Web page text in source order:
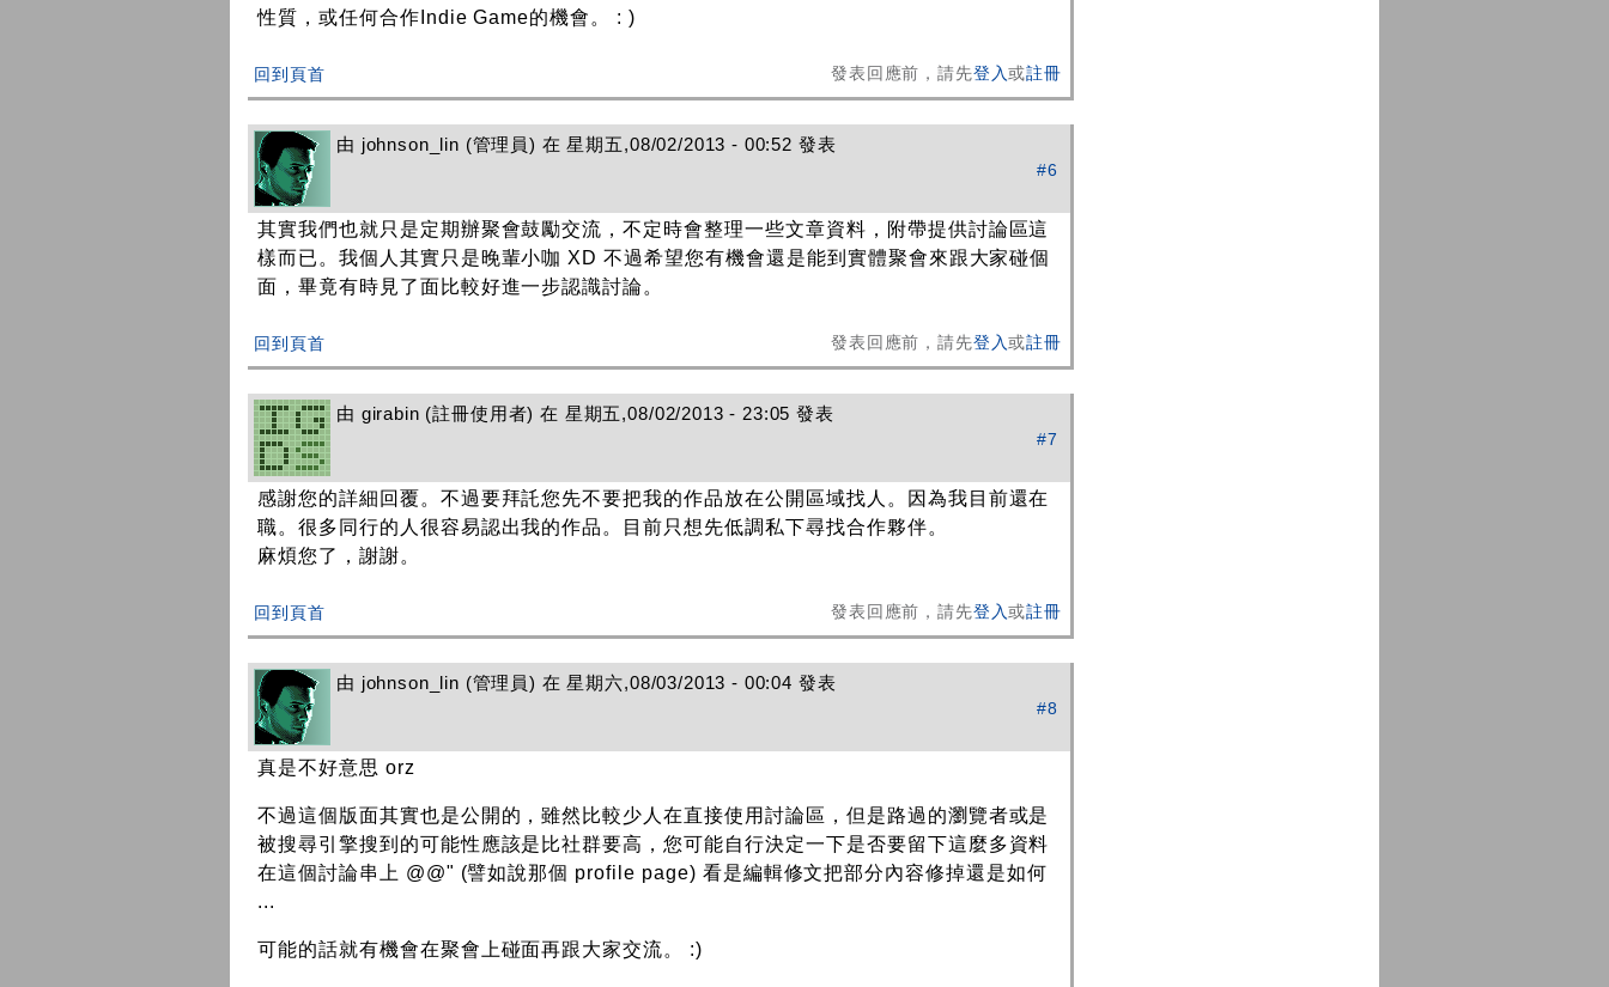
性質，或任何合作Indie Game的機會。 : )
回到頁首 發表回應前，請先登入或註冊
由 johnson_lin (管理員) 在 星期五,08/02/2013 - 00:52 發表
#6
其實我們也就只是定期辦聚會鼓勵交流，不定時會整理一些文章資料，附帶提供討論區這
樣而已。我個人其實只是晚輩小咖 XD 不過希望您有機會還是能到實體聚會來跟大家碰個
面，畢竟有時見了面比較好進一步認識討論。
回到頁首 發表回應前，請先登入或註冊
由 girabin (註冊使用者) 在 星期五,08/02/2013 - 23:05 發表
#7
感謝您的詳細回覆。不過要拜託您先不要把我的作品放在公開區域找人。因為我目前還在
職。很多同行的人很容易認出我的作品。目前只想先低調私下尋找合作夥伴。
麻煩您了，謝謝。
回到頁首 發表回應前，請先登入或註冊
由 johnson_lin (管理員) 在 星期六,08/03/2013 - 00:04 發表
#8
真是不好意思 orz
不過這個版面其實也是公開的，雖然比較少人在直接使用討論區，但是路過的瀏覽者或是
被搜尋引擎搜到的可能性應該是比社群要高，您可能自行決定一下是否要留下這麼多資料
在這個討論串上 @@" (譬如說那個 profile page) 看是編輯修文把部分內容修掉還是如何
...
可能的話就有機會在聚會上碰面再跟大家交流。 :)